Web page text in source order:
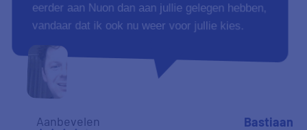
eerder aan Nuon dan aan jullie gelegen hebben,
vandaar dat ik ook nu weer voor jullie kies.
Aanbevelen
Bastiaan